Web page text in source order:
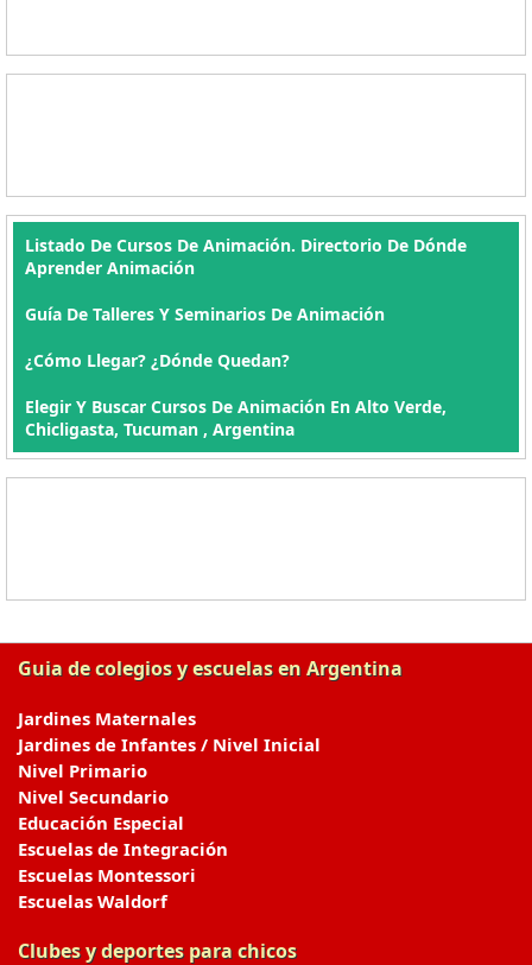
Listado De Cursos De Animación. Directorio De Dónde
Aprender Animación
Guía De Talleres Y Seminarios De Animación
¿Cómo Llegar? ¿Dónde Quedan?
Elegir Y Buscar Cursos De Animación En Alto Verde,
Chicligasta, Tucuman , Argentina
Guia de colegios y escuelas en Argentina
Jardines Maternales
Jardines de Infantes / Nivel Inicial
Nivel Primario
Nivel Secundario
Educación Especial
Escuelas de Integración
Escuelas Montessori
Escuelas Waldorf
Clubes y deportes para chicos